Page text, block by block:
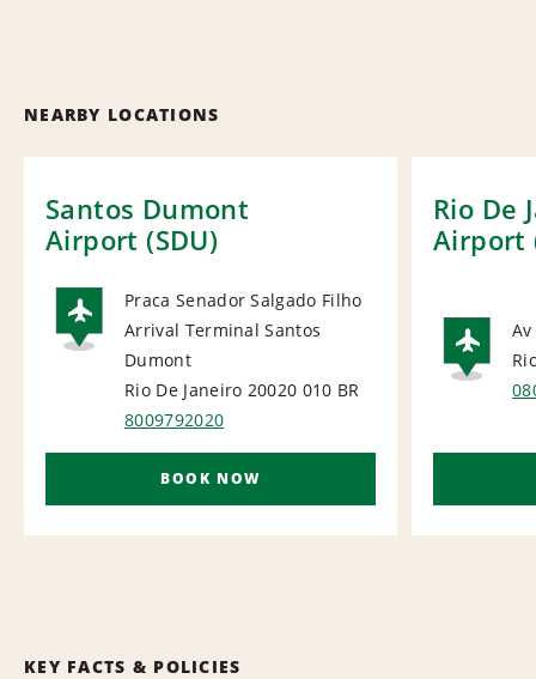
NEARBY LOCATIONS
Santos Dumont
Airport (SDU)
AIRPORT
Praca Senador Salgado Filho
Arrival Terminal Santos
Dumont
Rio De Janeiro 20020 010 BR
8009792020
BOOK NOW
Rio De
Airport
KEY FACTS & POLICIES